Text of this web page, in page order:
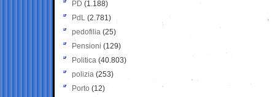
PD (1.188)
PdL (2.781)
pedofilia (25)
Pensioni (129)
Politica (40.803)
polizia (253)
Porto (12)